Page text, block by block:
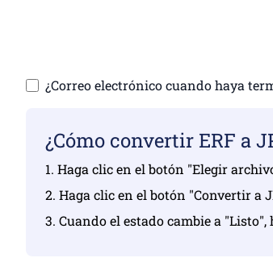
¿Correo electrónico cuando haya
¿Cómo convertir ERF a
1. Haga clic en el botón "Elegir
2. Haga clic en el botón "Convertir a
3. Cuando el estado cambie a